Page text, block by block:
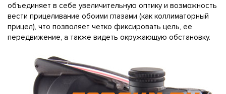
объединяет в себе увеличительную оптику и возможность
вести прицеливание обоими глазами (как коллиматорный
прицел), что позволяет четко фиксировать цель, ее
передвижение, а также видеть окружающую обстановку.